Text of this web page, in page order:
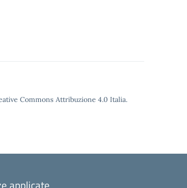
Commons Attribuzione 4.0 Italia.